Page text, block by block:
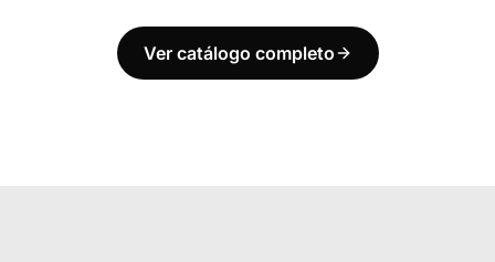
Ver catálogo completo